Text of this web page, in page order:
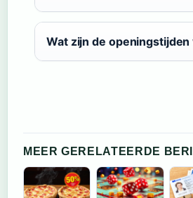
Wat zijn de openingstijden
MEER GERELATEERDE